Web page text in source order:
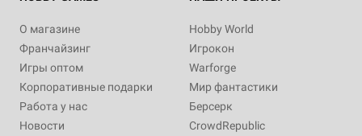
О магазине
Франчайзинг
Игры оптом
Корпоративные подарки
Работа у нас
Новости
Hobby World
Игрокон
Warforge
Мир фантастики
Берсерк
CrowdRepublic